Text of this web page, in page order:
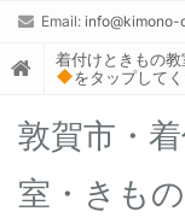
Email:
着付けときもの教
をタップしてく
敦賀市・
室・きも